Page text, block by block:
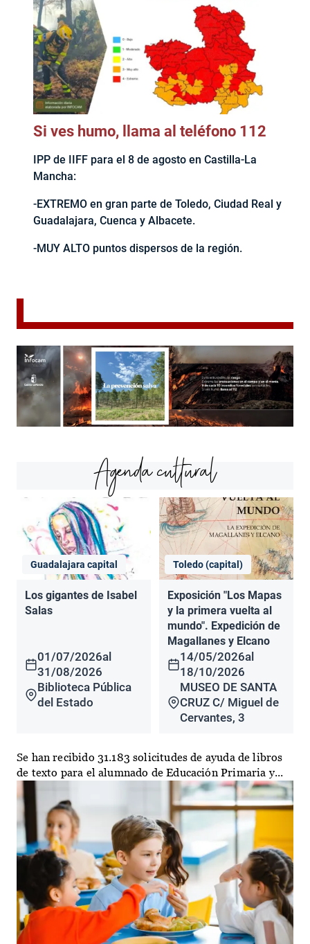
Si ves humo, llama al teléfono 112
IPP de IIFF para el 8 de agosto en Castilla-La
Mancha:
-EXTREMO en gran parte de Toledo, Ciudad Real y
Guadalajara, Cuenca y Albacete.
-MUY ALTO puntos dispersos de la región.
Agenda cultural
Guadalajara capital
Los gigantes de Isabel
Salas
01/07/2026al
31/08/2026
Biblioteca Pública
del Estado
Toledo (capital)
Exposición "Los Mapas
y la primera vuelta al
mundo". Expedición de
Magallanes y Elcano
14/05/2026al
18/10/2026
MUSEO DE SANTA
CRUZ C/ Miguel de
Cervantes, 3
Se han recibido 31.183 solicitudes de ayuda de libros
de texto para el alumnado de Educación Primaria y...